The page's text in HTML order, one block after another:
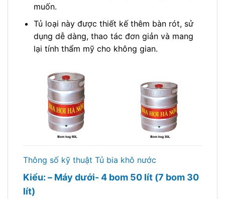
muốn.
Tủ loại này được thiết kế thêm bàn rót, sử
dụng dễ dàng, thao tác đơn giản và mang
lại tính thẩm mỹ cho không gian.
Thông số kỹ thuật Tủ bia khô nước
Kiểu: – Máy dưới- 4 bom 50 lít (7 bom 30
lít)